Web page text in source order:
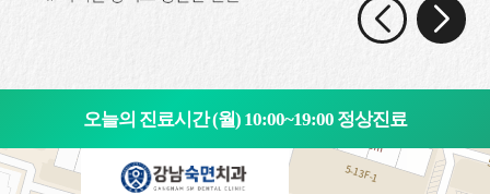
오늘의 진료시간 (월) 10:00~19:00 정상진료